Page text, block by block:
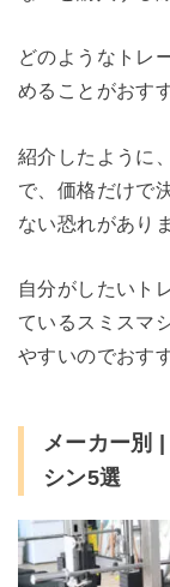
どのようなトレ
めることがおす
紹介したように
で、価格だけで
ない恐れがあり
自分がしたいト
ているスミスマ
やすいのでおす
メーカー別
シン5選